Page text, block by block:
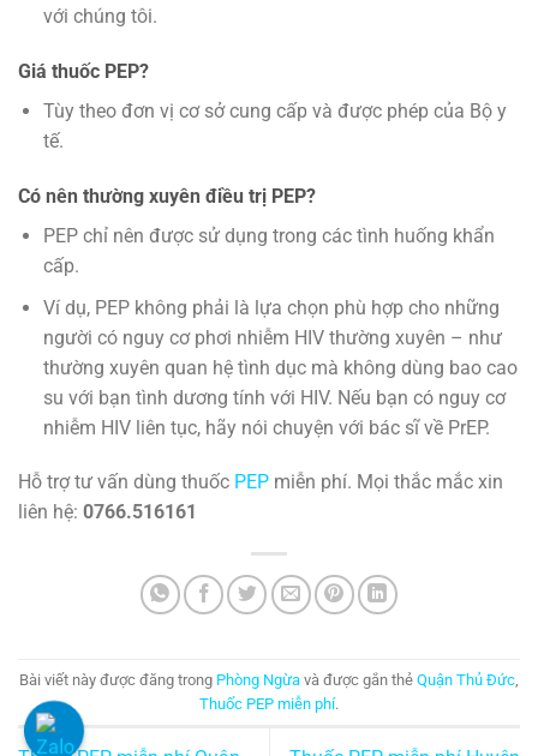
với chúng tôi.
Giá thuốc PEP?
Tùy theo đơn vị cơ sở cung cấp và được phép của Bộ y
tế.
Có nên thường xuyên điều trị PEP?
PEP chỉ nên được sử dụng trong các tình huống khẩn
cấp.
Ví dụ, PEP không phải là lựa chọn phù hợp cho những
người có nguy cơ phơi nhiễm HIV thường xuyên – như
thường xuyên quan hệ tình dục mà không dùng bao cao
su với bạn tình dương tính với HIV. Nếu bạn có nguy cơ
nhiễm HIV liên tục, hãy nói chuyện với bác sĩ về PrEP.
Hỗ trợ tư vấn dùng thuốc PEP miễn phí. Mọi thắc mắc xin
liên hệ: 0766.516161
Bài viết này được đăng trong Phòng Ngừa và được gắn thẻ Quận Thủ Đức
Thuốc PEP miễn phí.